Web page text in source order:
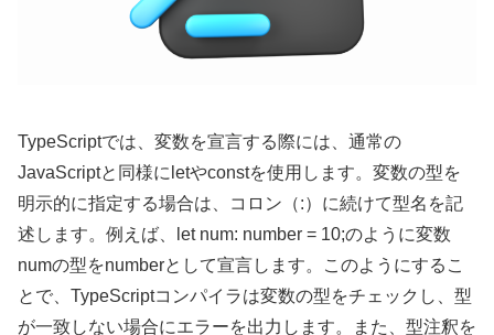
TypeScriptでは、変数を宣言する際には、通常の
JavaScriptと同様にletやconstを使用します。変数の型を
明示的に指定する場合は、コロン（:）に続けて型名を記
述します。例えば、let num: number = 10;のように変数
numの型をnumberとして宣言します。このようにするこ
とで、TypeScriptコンパイラは変数の型をチェックし、型
が一致しない場合にエラーを出力します。また、型注釈を